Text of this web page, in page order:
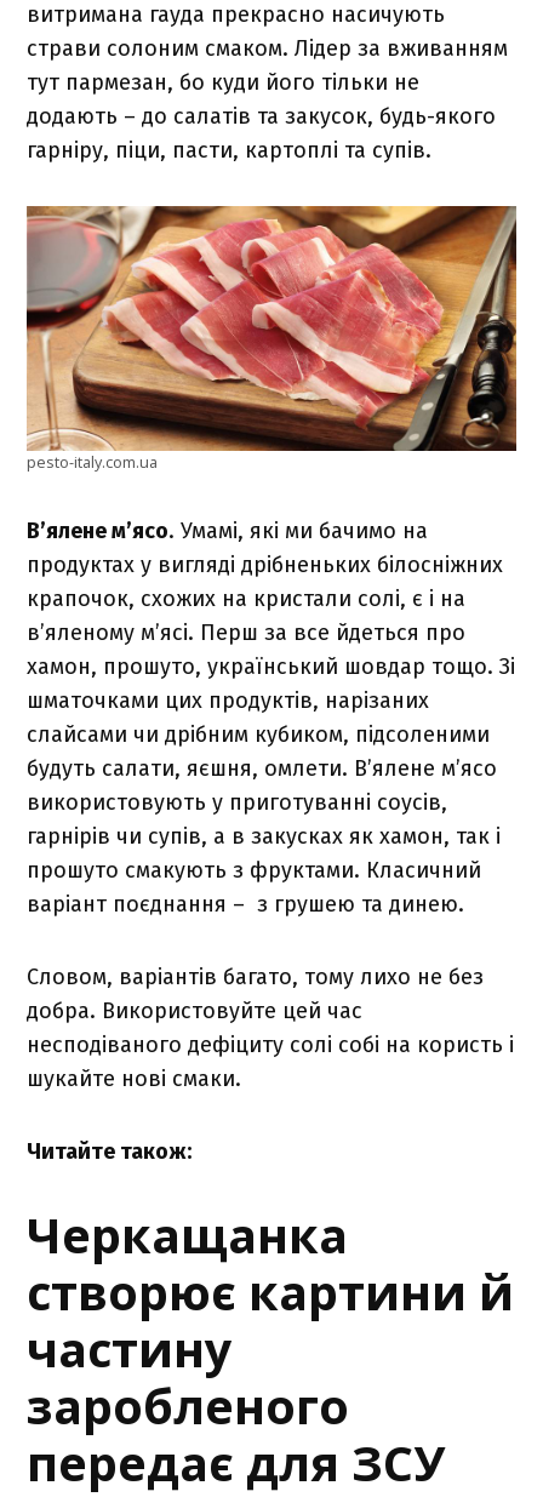
витримана гауда прекрасно насичують
страви солоним смаком. Лідер за вживанням
тут пармезан, бо куди його тільки не
додають – до салатів та закусок, будь-якого
гарніру, піци, пасти, картоплі та супів.
pesto-italy.com.ua
В’ялене м’ясо. Умамі, які ми бачимо на
продуктах у вигляді дрібненьких білосніжних
крапочок, схожих на кристали солі, є і на
в’яленому м’ясі. Перш за все йдеться про
хамон, прошуто, український шовдар тощо. Зі
шматочками цих продуктів, нарізаних
слайсами чи дрібним кубиком, підсоленими
будуть салати, яєшня, омлети. В’ялене м’ясо
використовують у приготуванні соусів,
гарнірів чи супів, а в закусках як хамон, так і
прошуто смакують з фруктами. Класичний
варіант поєднання – з грушею та динею.
Словом, варіантів багато, тому лихо не без
добра. Використовуйте цей час
несподіваного дефіциту солі собі на користь і
шукайте нові смаки.
Читайте також:
Черкащанка
створює картини й
частину
заробленого
передає для ЗСУ